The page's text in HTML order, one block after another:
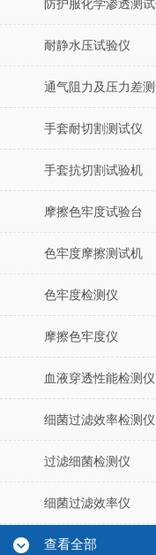
防护服化学渗透测
耐静水压试验仪
通气阻力及压力差
手套耐切割测试仪
手套抗切割试验机
摩擦色牢度试验台
色牢度摩擦测试机
色牢度检测仪
摩擦色牢度仪
血液穿透性能检测仪
细菌过滤效率检测仪
过滤细菌检测仪
细菌过滤效率仪
查看全部